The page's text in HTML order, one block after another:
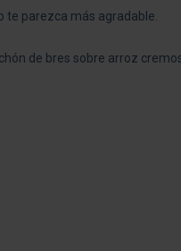
te parezca más agradable.
de bres sobre arroz